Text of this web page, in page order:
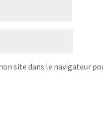
site dans le navigateur